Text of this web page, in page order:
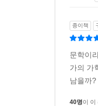
종이책
문학이
가의 가
남을까
40명이 이